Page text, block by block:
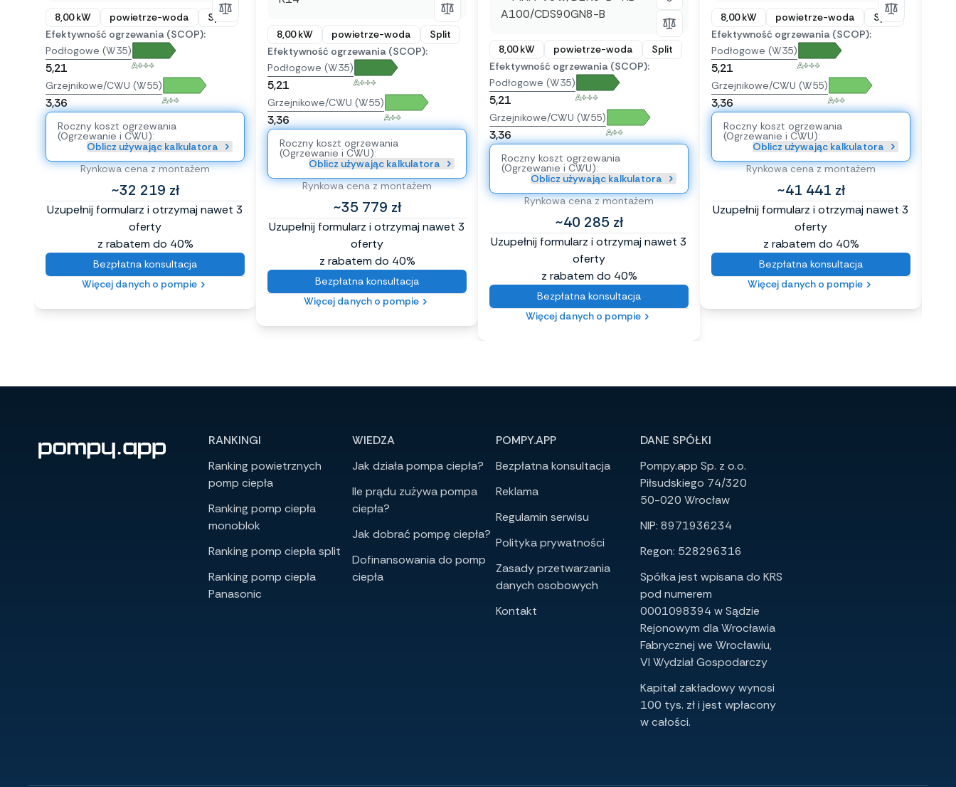
8,00 kW powietrze-woda
Split
Efektywność ogrzewania (SCOP):
Podłogowe (W35)
5,21 A+++
Grzejnikowe/CWU (W55)
3,36 A++
Roczny koszt ogrzewania
(Ogrzewanie i CWU):
Oblicz używając kalkulatora
Rynkowa cena z montażem
~32 219 zł
Uzupełnij formularz i otrzymaj nawet 3
oferty
z rabatem do 40%
Bezpłatna konsultacja
Więcej danych o pompie
8,00 kW powietrze-woda
Split
Efektywność ogrzewania (SCOP):
Podłogowe (W35)
5,21 A+++
Grzejnikowe/CWU (W55)
3,36 A++
Roczny koszt ogrzewania
(Ogrzewanie i CWU):
Oblicz używając kalkulatora
Rynkowa cena z montażem
~35 779 zł
Uzupełnij formularz i otrzymaj nawet 3
oferty
z rabatem do 40%
Bezpłatna konsultacja
Więcej danych o pompie
8,00 kW powietrze-woda
Split
Efektywność ogrzewania (SCOP):
Podłogowe (W35)
5,21 A+++
Grzejnikowe/CWU (W55)
3,36 A++
Roczny koszt ogrzewania
(Ogrzewanie i CWU):
Oblicz używając kalkulatora
Rynkowa cena z montażem
~40 285 zł
Uzupełnij formularz i otrzymaj nawet 3
oferty
z rabatem do 40%
Bezpłatna konsultacja
Więcej danych o pompie
8,00 kW powietrze-woda
Split
Efektywność ogrzewania (SCOP):
Podłogowe (W35)
5,21 A+++
Grzejnikowe/CWU (W55)
3,36 A++
Roczny koszt ogrzewania
(Ogrzewanie i CWU):
Oblicz używając kalkulatora
Rynkowa cena z montażem
~41 441 zł
Uzupełnij formularz i otrzymaj nawet 3
oferty
z rabatem do 40%
Bezpłatna konsultacja
Więcej danych o pompie
RANKINGI
Ranking powietrznych
pomp ciepła
Ranking pomp ciepła
monoblok
Ranking pomp ciepła split
Ranking pomp ciepła
Panasonic
WIEDZA
Jak działa pompa ciepła?
Ile prądu zużywa pompa
ciepła?
Jak dobrać pompę ciepła?
Dofinansowania do pomp
ciepła
POMPY.APP
Bezpłatna konsultacja
Reklama
Regulamin serwisu
Polityka prywatności
Zasady przetwarzania
danych osobowych
Kontakt
DANE SPÓŁKI
Pompy.app Sp. z o.o.
Piłsudskiego 74/320
50-020 Wrocław
NIP: 8971936234
Regon: 528296316
Spółka jest wpisana do KRS
pod numerem
0001098394 w Sądzie
Rejonowym dla Wrocławia
Fabrycznej we Wrocławiu,
VI Wydział Gospodarczy
Kapitał zakładowy wynosi
100 tys. zł i jest wpłacony
w całości.